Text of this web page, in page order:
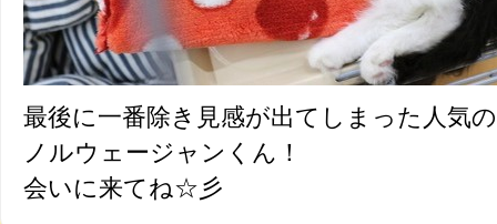
最後に一番除き見感が出てしまった人気
ノルウェージャンくん！
会いに来てね☆彡